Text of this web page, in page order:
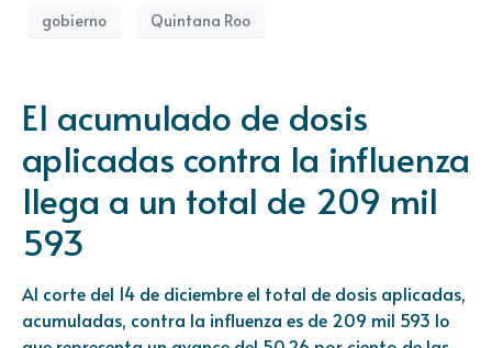
gobierno Quintana Roo
El acumulado de dosis
aplicadas contra la influenza
llega a un total de 209 mil
593
Al corte del 14 de diciembre el total de dosis aplicadas,
acumuladas, contra la influenza es de 209 mil 593 lo